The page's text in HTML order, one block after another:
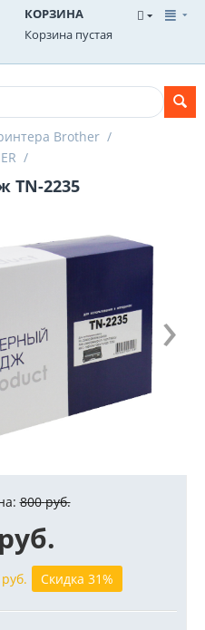
КОРЗИНА
Корзина пустая
Brother /
/
TN-2235
800 руб.
руб.
руб. Скидка 31%